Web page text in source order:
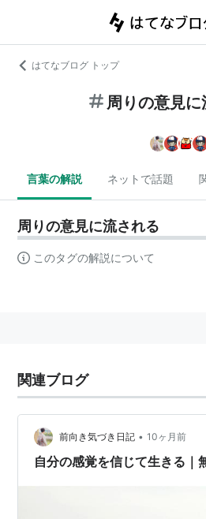
はてなブログ トップ
周りの意見に
言葉の解説 ネットで話題
周りの意見に流される
このタグの解説について
関連ブログ
前向き気づき日記 • 10ヶ月前
自分の感覚を信じて生きる｜